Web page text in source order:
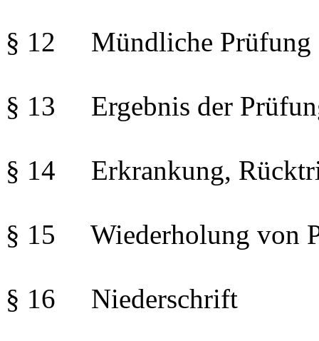
§ 12 Mündliche Prüfung
§ 13 Ergebnis der
§ 14 Erkrankung,
§ 15 Wiederholung von
§ 16 Niederschrift